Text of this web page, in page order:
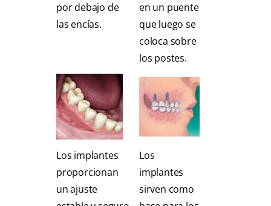
por debajo de
las encías.
en un puente
que luego se
coloca sobre
los postes.
Los implantes
proporcionan
un ajuste
Los
implantes
sirven como